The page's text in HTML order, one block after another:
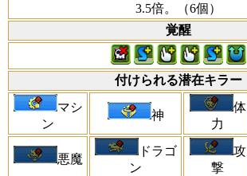
3.5倍。（6個）
覚醒
付けられる潜在キラー
マシ
ン
神
体
力
悪魔
ドラゴ
ン
攻
撃